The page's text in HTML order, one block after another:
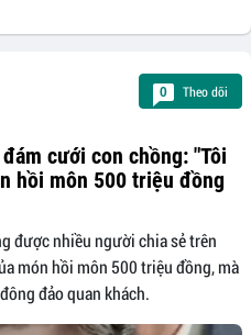
0 Theo dõi
cưới con chồng: "Tôi
hồi môn 500 triệu đồng
được nhiều người chia sẻ trên
món hồi môn 500 triệu đồng, mà
đảo quan khách.